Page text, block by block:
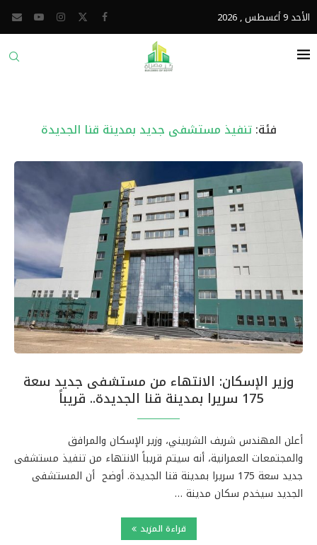
الأحد 9 أغسطس , 2026
فئة:تنفيذ مستشفى جديد بمدينة قنا الجديدة
وزير الإسكان: الانتهاء من مستشفى جديد سعة
175 سريرا بمدينة قنا الجديدة.. قريباً
أعلن المهندس شريف الشربيني، وزير الإسكان والمرافق
والمجتمعات العمرانية، أنه سيتم قريباً الانتهاء من تنفيذ مستشفى
جديد سعة 175 سريرا بمدينة قنا الجديدة. أوضح أن المستشفى
الجديد سيخدم سكان مدينة …
قراءة المزيد